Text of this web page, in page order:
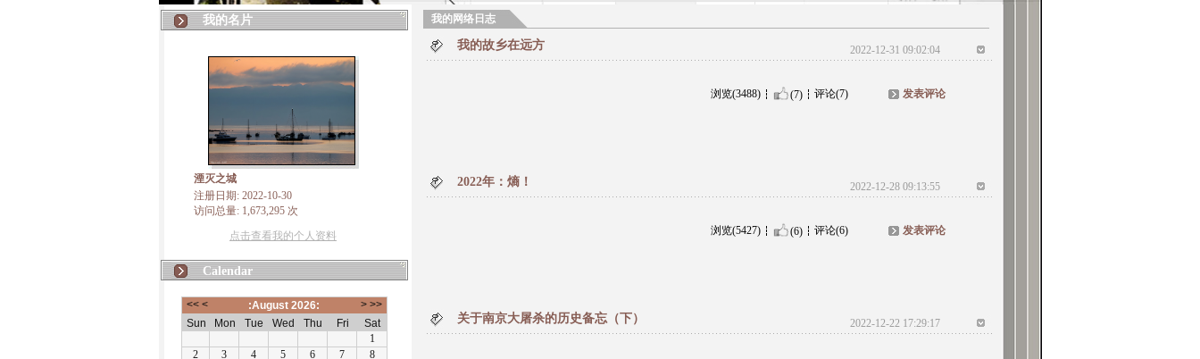
我的名片
湮灭之城
注册日期: 2022-10-30
访问总量: 1,673,295 次
点击查看我的个人资料
Calendar
我的网络日志
我的故乡在远方 2022-12-31 09:02:04
浏览(3488) (7) 评论(7) 发表评论
2022年：熵！ 2022-12-28 09:13:55
浏览(5427) (6) 评论(6) 发表评论
关于南京大屠杀的历史备忘（下） 2022-12-22 17:29:17